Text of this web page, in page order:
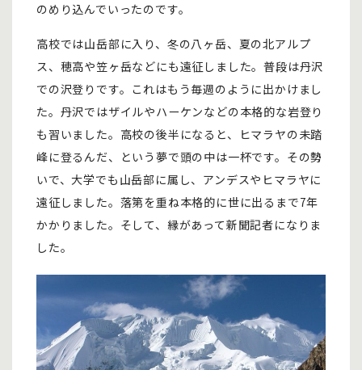
のめり込んでいったのです。
高校では山岳部に入り、冬の八ヶ岳、夏の北アルプ
ス、穂高や笠ヶ岳などにも遠征しました。普段は丹沢
での沢登りです。これはもう毎週のように出かけまし
た。丹沢ではザイルやハーケンなどの本格的な岩登り
も習いました。高校の後半になると、ヒマラヤの未踏
峰に登るんだ、という夢で頭の中は一杯です。その勢
いで、大学でも山岳部に属し、アンデスやヒマラヤに
遠征しました。落第を重ね本格的に世に出るまで7年
かかりました。そして、縁があって新聞記者になりま
した。